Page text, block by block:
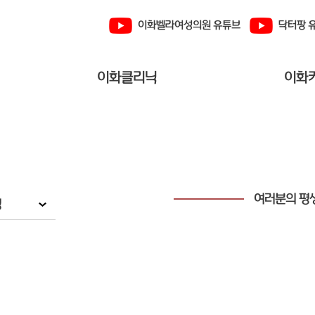
이화벨라여성의원 유튜브 닥터팡
이화클리닉 이화
여러분의 평